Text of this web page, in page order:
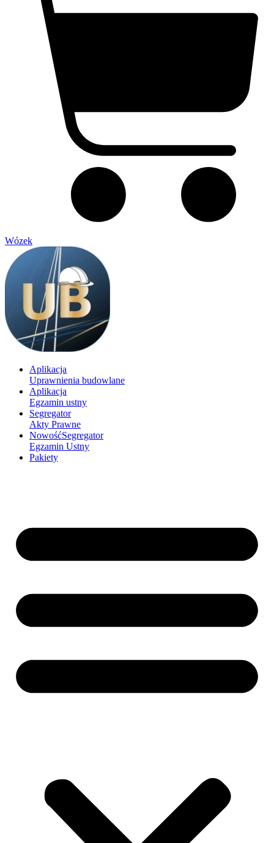
Wózek
Aplikacja
Uprawnienia budowlane
Aplikacja
Egzamin ustny
Segregator
Akty Prawne
NowośćSegregator
Egzamin Ustny
Pakiety